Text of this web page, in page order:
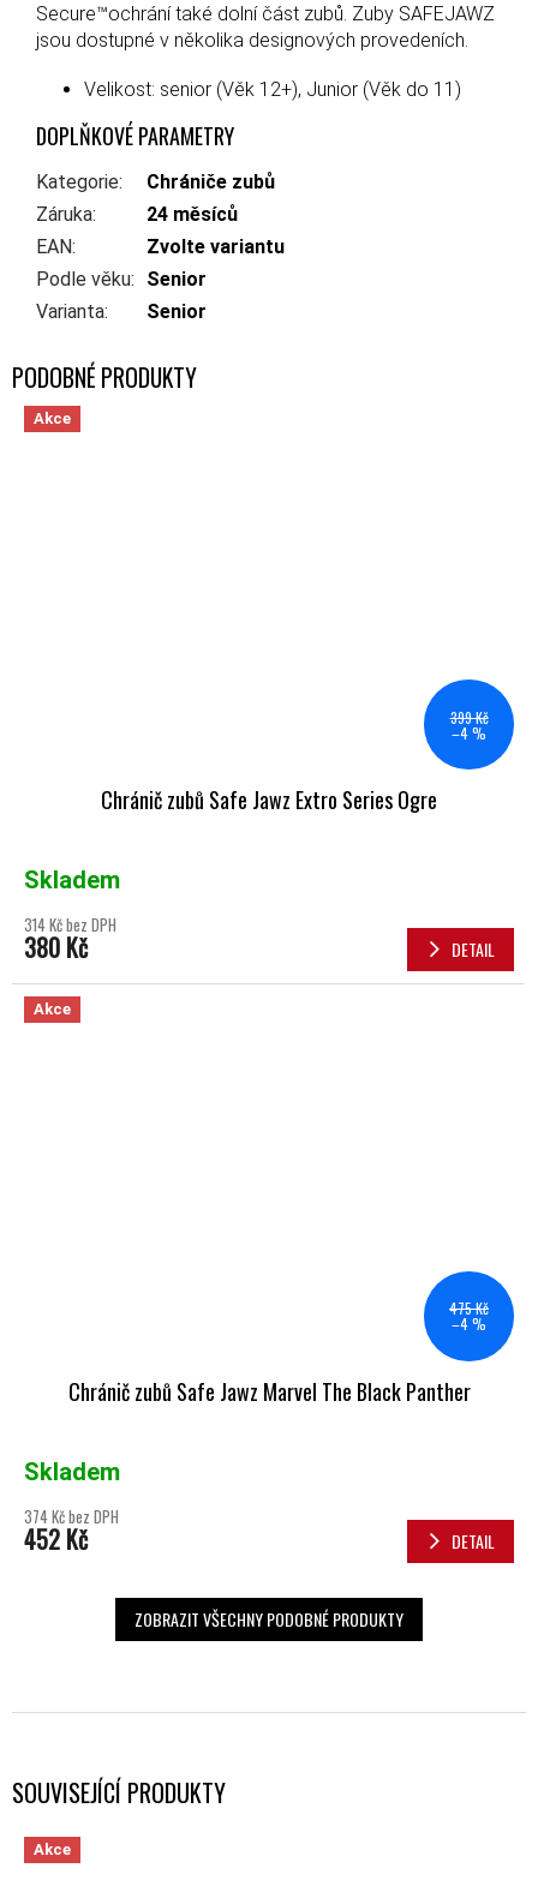
SOUVISEJÍCÍ PRODUKTY
Akce
Secure™ochrání také dolní část zubů. Zuby SAFEJAWZ
jsou dostupné v několika designových provedeních.
Velikost: senior (Věk 12+), Junior (Věk do 11)
DOPLŇKOVÉ PARAMETRY
Kategorie:
Chrániče zubů
Záruka:
24 měsíců
EAN:
Zvolte variantu
Podle věku:
Senior
Varianta: Senior
Akce
399 Kč
–4 %
Chránič zubů Safe Jawz Extro Series Ogre
Skladem
314 Kč bez DPH
380 Kč DETAIL
Akce
475 Kč
–4 %
Chránič zubů Safe Jawz Marvel The Black Panther
Skladem
374 Kč bez DPH
452 Kč DETAIL
ZOBRAZIT VŠECHNY PODOBNÉ PRODUKTY